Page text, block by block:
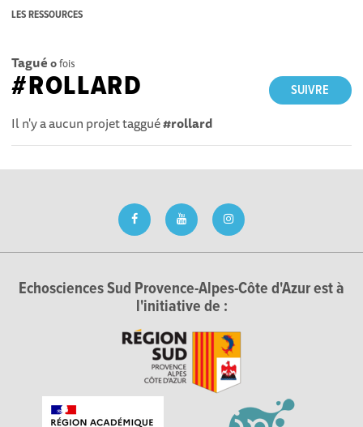
LES RESSOURCES
Tagué 0fois
SUIVRE
#ROLLARD
Il n'y a aucun projet taggué#rollard
Echosciences Sud Provence-Alpes-Côte d'Azur est à
l'initiative de :